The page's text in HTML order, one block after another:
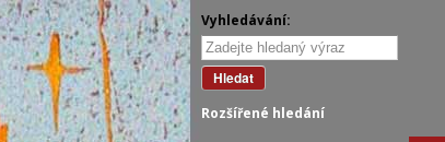
Vyhledávání:
Hledat
Rozšířené hledání